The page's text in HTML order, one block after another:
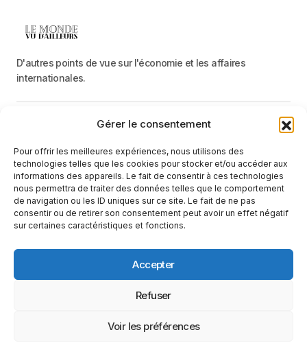
Gérer le consentement
Pour offrir les meilleures expériences, nous utilisons des
technologies telles que les cookies pour stocker et/ou accéder aux
informations des appareils. Le fait de consentir à ces technologies
nous permettra de traiter des données telles que le comportement
de navigation ou les ID uniques sur ce site. Le fait de ne pas
consentir ou de retirer son consentement peut avoir un effet négatif
sur certaines caractéristiques et fonctions.
Accepter
Refuser
Voir les préférences
D'autres points de vue sur l'économie et les affaires
internationales.
Catégories
Recevez une information neutre et factuelle
E-mail
En cliquant sur le bouton « S'abonner », vous confirmez que vous
avez lu et que vous acceptez notrepolitique de confidentialité
conditions d'utilisation.